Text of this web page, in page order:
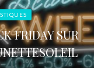
FRIDAY SUR